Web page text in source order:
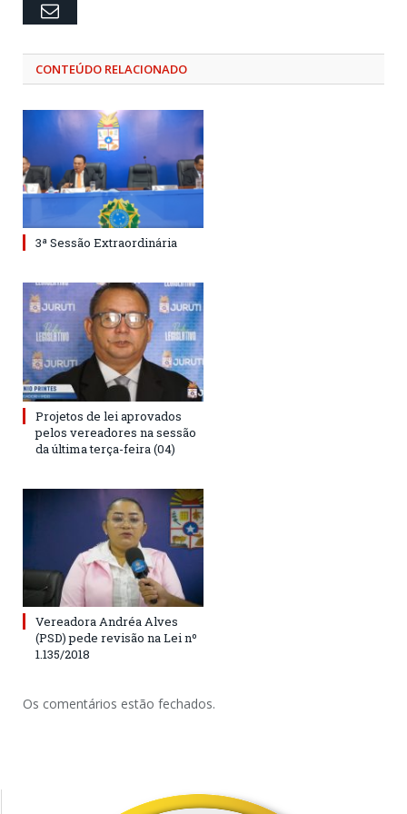
Email
CONTEÚDO RELACIONADO
3ª Sessão Extraordinária
Projetos de lei aprovados
pelos vereadores na sessão
da última terça-feira (04)
Vereadora Andréa Alves
(PSD) pede revisão na Lei nº
1.135/2018
Os comentários estão fechados.